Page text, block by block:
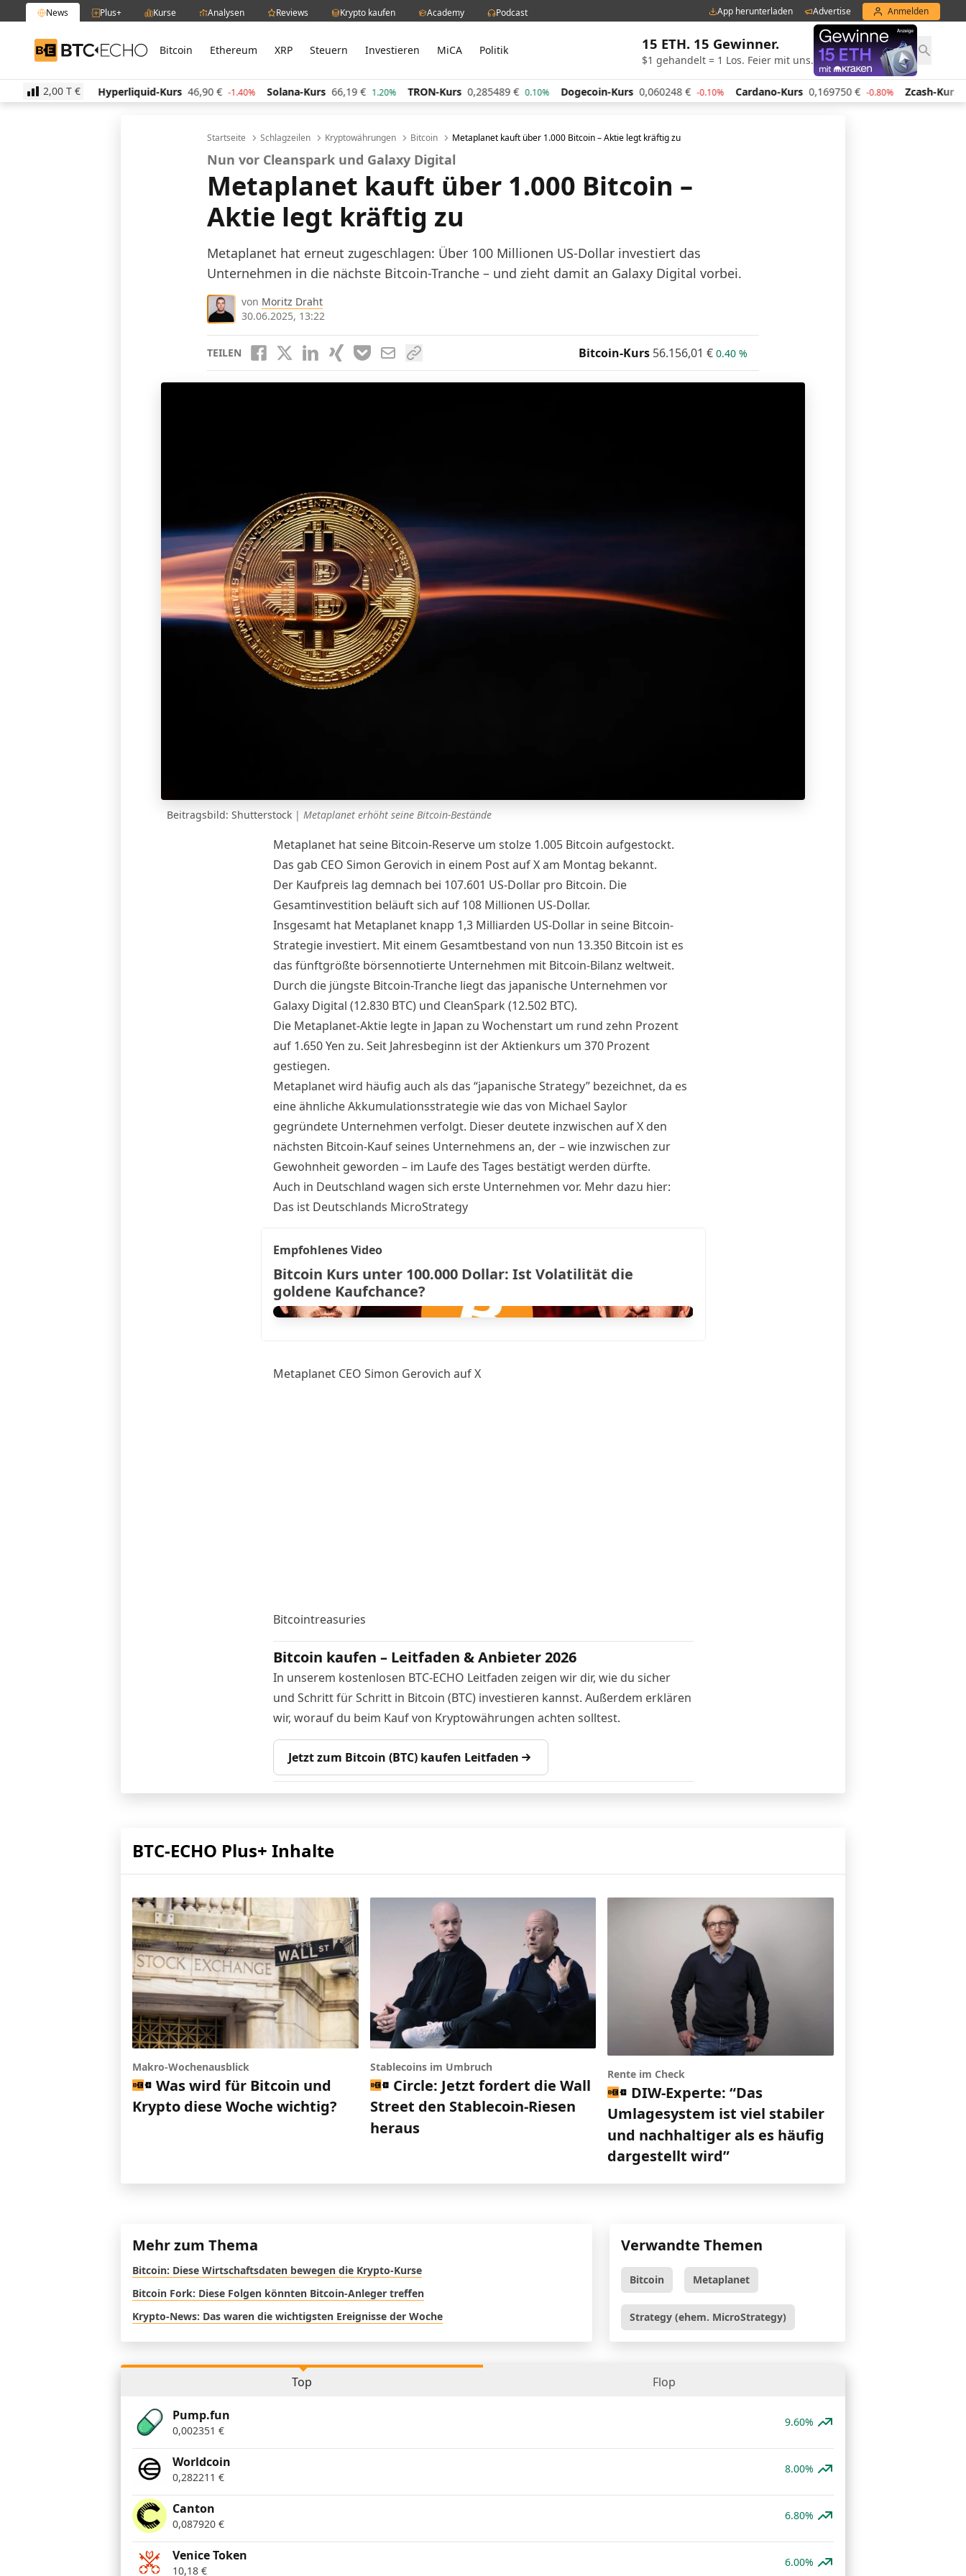
News Plus+ Kurse Analysen Reviews Krypto kaufen Academy Podcast App herunterladen Advertise Anmelden
BTC-ECHO Bitcoin Ethereum XRP Steuern Investieren MiCA Politik 15 ETH. 15 Gewinner.
$1 gehandelt = 1 Los. Feier mit uns.
2,00 T €
0.10% Hyperliquid-Kurs 46,90 € -1.40% Solana-Kurs 66,19 € 1.20% TRON-Kurs 0,285489 € 0.10% Dogecoin-Kurs 0,060248 € -0.10% Cardano-Kurs 0,169750 € -0.80% Zcash-Kurs 439,42
Startseite Schlagzeilen Kryptowährungen Bitcoin Metaplanet kauft über 1.000 Bitcoin – Aktie legt kräftig zu
Nun vor Cleanspark und Galaxy Digital
Metaplanet kauft über 1.000 Bitcoin –
Aktie legt kräftig zu
Metaplanet hat erneut zugeschlagen: Über 100 Millionen US-Dollar investiert das
Unternehmen in die nächste Bitcoin-Tranche – und zieht damit an Galaxy Digital vorbei.
von Moritz Draht
30.06.2025, 13:22
TEILEN Bitcoin-Kurs 56.156,01 € 0.40 %
Beitragsbild: Shutterstock | Metaplanet erhöht seine Bitcoin-Bestände
Metaplanet hat seine Bitcoin-Reserve um stolze 1.005 Bitcoin aufgestockt.
Das gab CEO Simon Gerovich in einem Post auf X am Montag bekannt.
Der Kaufpreis lag demnach bei 107.601 US-Dollar pro Bitcoin. Die
Gesamtinvestition beläuft sich auf 108 Millionen US-Dollar.
Insgesamt hat Metaplanet knapp 1,3 Milliarden US-Dollar in seine Bitcoin-
Strategie investiert. Mit einem Gesamtbestand von nun 13.350 Bitcoin ist es
das fünftgrößte börsennotierte Unternehmen mit Bitcoin-Bilanz weltweit.
Durch die jüngste Bitcoin-Tranche liegt das japanische Unternehmen vor
Galaxy Digital (12.830 BTC) und CleanSpark (12.502 BTC).
Die Metaplanet-Aktie legte in Japan zu Wochenstart um rund zehn Prozent
auf 1.650 Yen zu. Seit Jahresbeginn ist der Aktienkurs um 370 Prozent
gestiegen.
Metaplanet wird häufig auch als das “japanische Strategy” bezeichnet, da es
eine ähnliche Akkumulationsstrategie wie das von Michael Saylor
gegründete Unternehmen verfolgt. Dieser deutete inzwischen auf X den
nächsten Bitcoin-Kauf seines Unternehmens an, der – wie inzwischen zur
Gewohnheit geworden – im Laufe des Tages bestätigt werden dürfte.
Auch in Deutschland wagen sich erste Unternehmen vor. Mehr dazu hier:
Das ist Deutschlands MicroStrategy
Empfohlenes Video
Bitcoin Kurs unter 100.000 Dollar: Ist Volatilität die
goldene Kaufchance?
Metaplanet CEO Simon Gerovich auf X
Bitcointreasuries
Bitcoin kaufen – Leitfaden & Anbieter 2026
In unserem kostenlosen BTC-ECHO Leitfaden zeigen wir dir, wie du sicher
und Schritt für Schritt in Bitcoin (BTC) investieren kannst. Außerdem erklären
wir, worauf du beim Kauf von Kryptowährungen achten solltest.
Jetzt zum Bitcoin (BTC) kaufen Leitfaden
BTC-ECHO Plus+ Inhalte
Makro-Wochenausblick
Was wird für Bitcoin und
Krypto diese Woche wichtig?
Stablecoins im Umbruch
Circle: Jetzt fordert die Wall
Street den Stablecoin-Riesen
heraus
Rente im Check
DIW-Experte: “Das
Umlagesystem ist viel stabiler
und nachhaltiger als es häufig
dargestellt wird”
Mehr zum Thema
Bitcoin: Diese Wirtschaftsdaten bewegen die Krypto-Kurse
Bitcoin Fork: Diese Folgen könnten Bitcoin-Anleger treffen
Krypto-News: Das waren die wichtigsten Ereignisse der Woche
Verwandte Themen
Bitcoin Metaplanet
Strategy (ehem. MicroStrategy)
Top Flop
Pump.fun
0,002351 €
9.60%
Worldcoin
0,282211 €
8.00%
Canton
0,087920 €
6.80%
Venice Token
10,18 €
6.00%